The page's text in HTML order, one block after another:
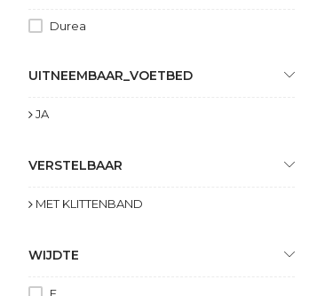
Durea
UITNEEMBAAR_VOETBED
JA
VERSTELBAAR
MET KLITTENBAND
WIJDTE
E